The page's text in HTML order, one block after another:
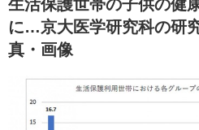
生活保護世帯の子供の健
に…京大医学研究科の研
真・画像